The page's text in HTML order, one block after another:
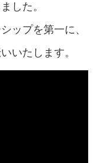
した。
ップを第一に、
いたします。